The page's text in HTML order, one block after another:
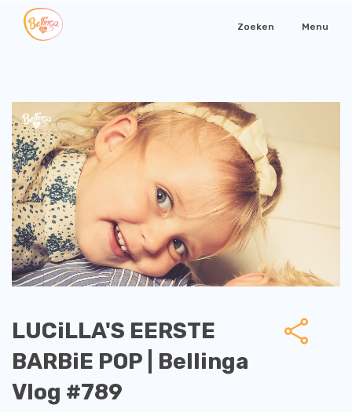
Zoeken Menu
LUCiLLA'S EERSTE
BARBiE POP | Bellinga
Vlog #789